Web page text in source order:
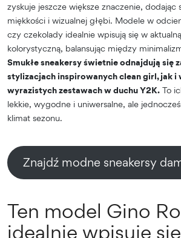
zyskuje jeszcze większe znaczenie, dodając
miękkości i wizualnej głębi. Modele w
czy czekolady idealnie wpisują się w
kolorystyczną, balansując między
Smukłe sneakersy świetnie odnajdują się
stylizacjach inspirowanych clean girl, jak i
wyrazistych zestawach w duchu Y2K. To
lekkie, wygodne i uniwersalne, ale
klimat sezonu.
Znajdź modne sneakersy
Ten model Gino
idealnie wpisuje